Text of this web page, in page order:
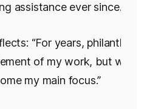
assistance ever since.
“For years,
of my work, but with
my main focus.”